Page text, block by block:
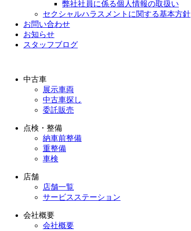
弊社社員に係る個人情報の取扱い
セクシャルハラスメントに関する基本方針
お問い合わせ
お知らせ
スタッフブログ
中古車
展示車両
中古車探し
委託販売
点検・整備
納車前整備
重整備
車検
店舗
店舗一覧
サービスステーション
会社概要
会社概要